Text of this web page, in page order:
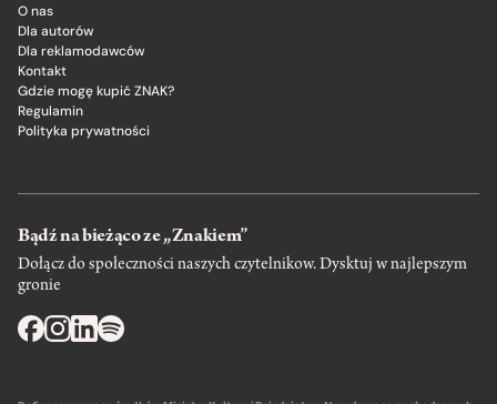
O nas
Dla autorów
Dla reklamodawców
Kontakt
Gdzie mogę kupić ZNAK?
Regulamin
Polityka prywatności
Bądź na bieżąco ze „Znakiem”
Dołącz do społeczności naszych czytelnikow. Dysktuj w najlepszym
gronie